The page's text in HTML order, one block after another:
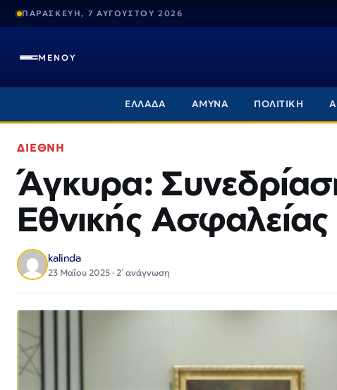
ΠΑΡΑΣΚΕΥΗ, 7 ΑΥΓΟΥΣΤΟΥ 2026
ΜΕΝΟΥ
ΕΛΛΑΔΑ ΑΜΥΝΑ ΠΟΛΙΤΙΚΗ
ΔΙΕΘΝΗ
Άγκυρα:
Εθνικής Ασφαλείας
kalinda
23 Μαΐου 2025 · 2΄ ανάγνωση